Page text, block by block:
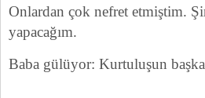
Onlardan çok nefret etmiştim.
yapacağım.
Baba gülüyor: Kurtuluşun